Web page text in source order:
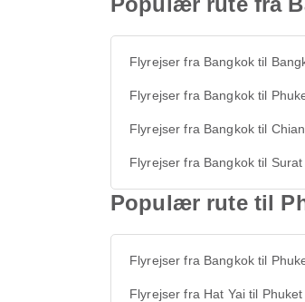
Flyrejser fra Bangkok til
Flyrejser fra Bangkok til
Flyrejser fra Bangkok til
Flyrejser fra Bangkok til
Populær rute til
Flyrejser fra Bangkok til
Flyrejser fra Hat Yai til Phuket